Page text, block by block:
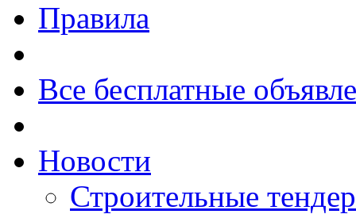
Правила
Все бесплатные
Новости
Строительные